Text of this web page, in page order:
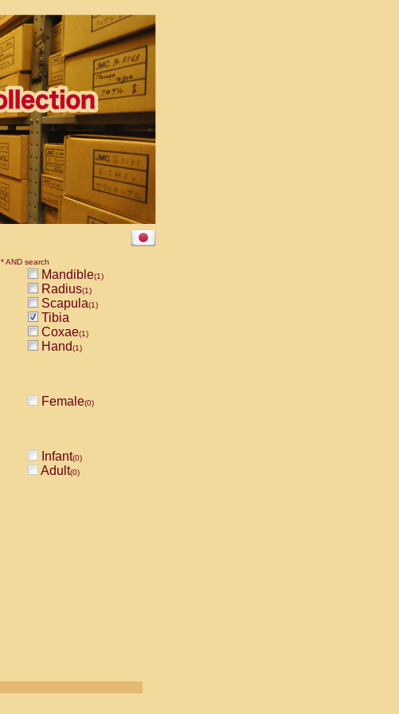
* AND search
Mandible(1)
Radius(1)
Scapula(1)
Tibia
Coxae(1)
Hand(1)
Female(0)
Infant(0)
Adult(0)